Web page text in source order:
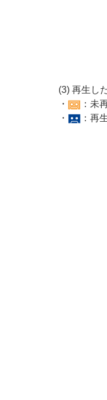
(3) 再生し
・
：未
・
：再